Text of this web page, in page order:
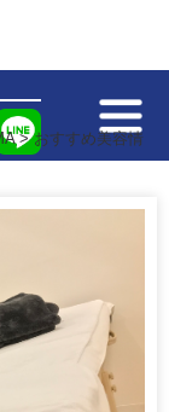
>おすすめ美容情